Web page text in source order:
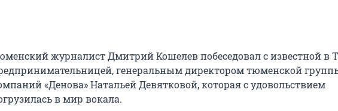
журналист Дмитрий Кошелев побеседовал с известной в
генеральным директором тюменской
«Денова» Натальей Девятковой, которая с удовольствием
в мир вокала.